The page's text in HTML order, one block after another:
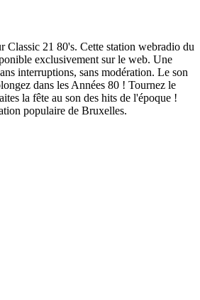
Classic 21 80's. Cette station webradio du
exclusivement sur le web. Une
interruptions, sans modération. Le son
dans les Années 80 ! Tournez le
la fête au son des hits de l'époque !
populaire de Bruxelles.